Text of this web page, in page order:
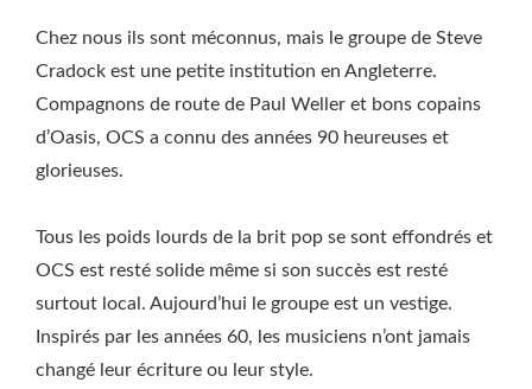
Chez nous ils sont méconnus, mais le groupe de Steve
Cradock est une petite institution en Angleterre.
Compagnons de route de Paul Weller et bons copains
d’Oasis, OCS a connu des années 90 heureuses et
glorieuses.
Tous les poids lourds de la brit pop se sont effondrés et
OCS est resté solide même si son succès est resté
surtout local. Aujourd’hui le groupe est un vestige.
Inspirés par les années 60, les musiciens n’ont jamais
changé leur écriture ou leur style.